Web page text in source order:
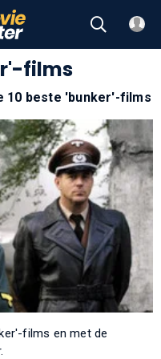
films
10 beste 'bunker'-films
films en met de